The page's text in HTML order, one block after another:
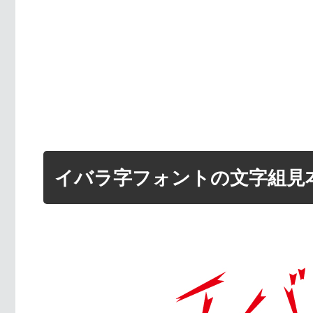
イバラ字フォントの文字組見